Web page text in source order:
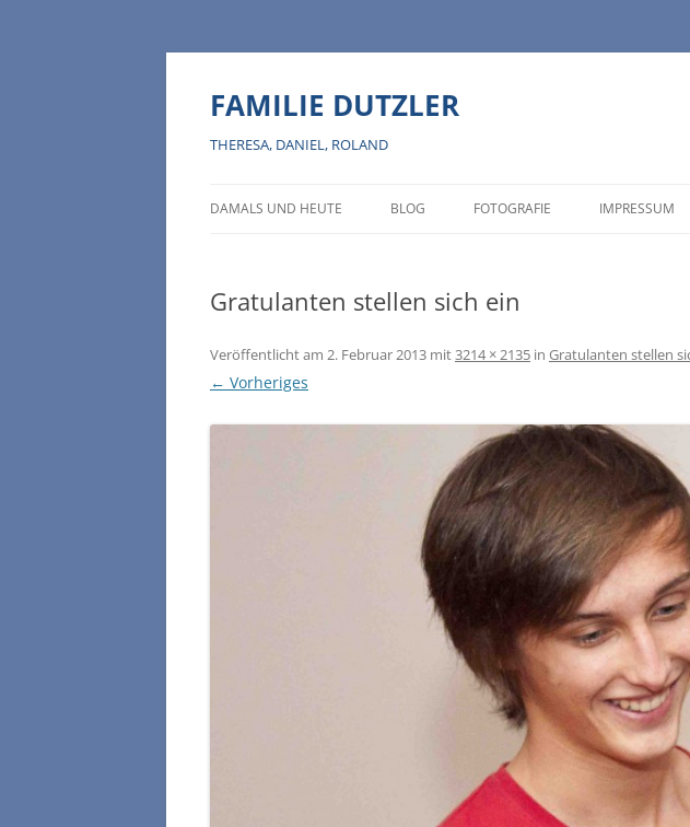
Zum
FAMILIE DUTZLER
THERESA, DANIEL, ROLAND
DAMALS UND HEUTE BLOG FOTOGRAFIE IMPRESSUM
Gratulanten stellen sich ein
Veröffentlicht am 2. Februar 2013 mit3214 × 2135 in Gratulanten stellen
← Vorheriges